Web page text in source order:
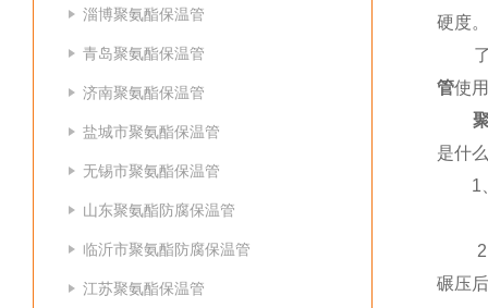
淄博聚氨酯保温管
青岛聚氨酯保温管
济南聚氨酯保温管
盐城市聚氨酯保温管
无锡市聚氨酯保温管
山东聚氨酯防腐保温管
临沂市聚氨酯防腐保温管
江苏聚氨酯保温管
硬度。
了
管使
聚
是什
1
2 、
碾压